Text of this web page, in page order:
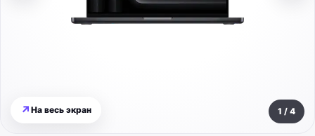
↗ На весь экран 1 / 4